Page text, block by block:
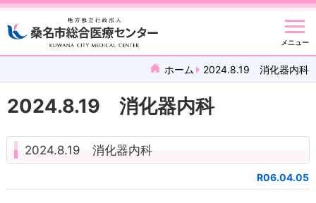
メニュー
ホーム 2024.8.19 消化器内科
2024.8.19 消化器内科
2024.8.19 消化器内科
R06.04.05